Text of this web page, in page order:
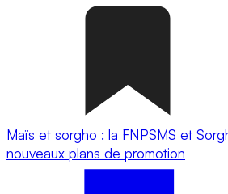
Maïs et sorgho : la FNPSMS et
nouveaux plans de promotion